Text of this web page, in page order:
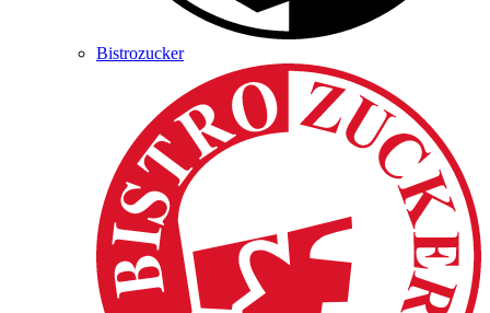
Bistrozucker